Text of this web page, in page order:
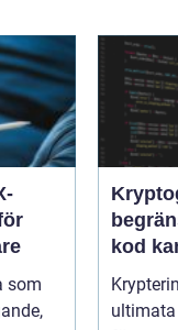
som
kod